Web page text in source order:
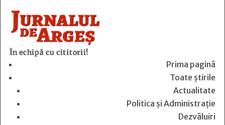
În echipă cu cititorii!
Prima pagină
Toate știrile
Actualitate
Politica și Administrație
Dezvăluiri